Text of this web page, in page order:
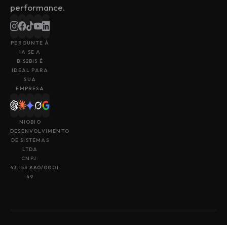
performance.
PERGUNTE À
IA SE A
BIS2BIS É
IDEAL PARA
SUA
EMPRESA
NIOBIO
DESENVOLVIMENTO
DE SISTEMAS
LTDA
CNPJ:
43.153.880/0001-
49